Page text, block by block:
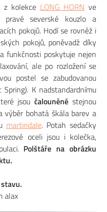
z kolekce LONG HORN ve
pravé severské kouzlo a
pokojů. Hodí se rovněž i
pokojů, poněvadž díky
funkčnosti poskytuje nejen
ale po rozložení se
postel se zabudovanou
K nadstandardnímu
jsou čalouněnéstejnou
výběr bohatá škála barev a
martindale. Potah sedačky
oceli jsou i kolečka,
Polštáře na obrázku